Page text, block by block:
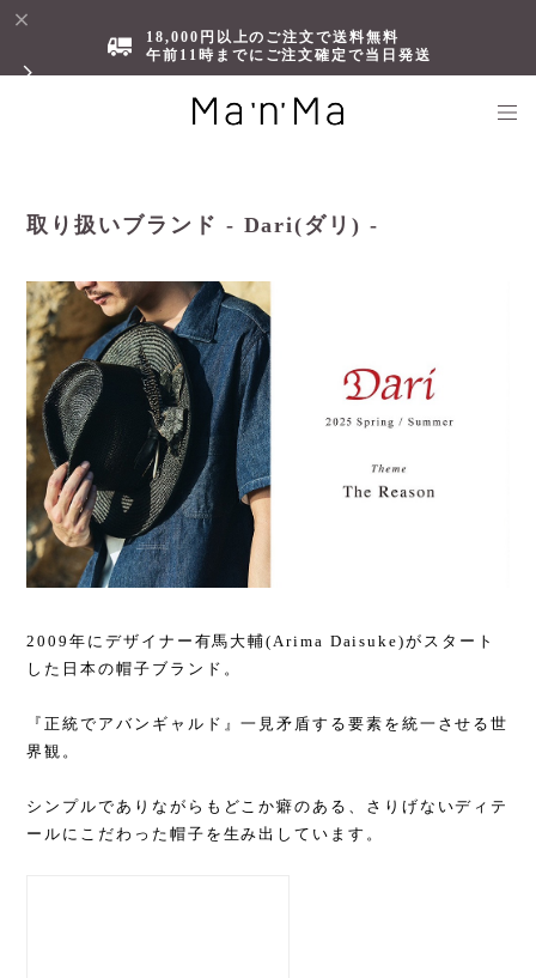
18,000円以上のご注文で送料無料
午前11時までにご注文確定で当日発送
取り扱いブランド - Dari(ダリ) -
2009年にデザイナー有馬大輔(Arima Daisuke)がスタート
した日本の帽子ブランド。
『正統でアバンギャルド』一見矛盾する要素を統一させる世
界観。
シンプルでありながらもどこか癖のある、さりげないディテ
ールにこだわった帽子を生み出しています。